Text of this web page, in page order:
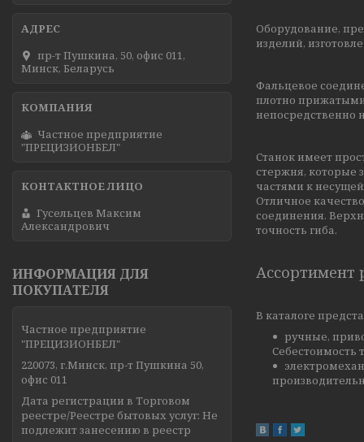
Оборудование,
изделий,
Фальцевое
плотно
непосредственно
Станок имеет
стержня, которые
частями к
Отличное
соединения.
точность гиба.
Ассортимент
В каталоге
ручные,
Себестоимость
пр-т Пушкина, 50, офис 011,
Минск, Беларусь
Частное предприятие
"ПРЕЦИЗИОНБЕЛ"
Гусельцев Максим
Александрович
ИНФОРМАЦИЯ ДЛЯ
ПОКУПАТЕЛЯ
Частное предприятие
"ПРЕЦИЗИОНБЕЛ"
220073, г.Минск, пр-т Пушкина 50,
офис 011
Дата регистрации в Торговом
реестре/Реестре бытовых услуг: Не
подлежит занесению в реестр